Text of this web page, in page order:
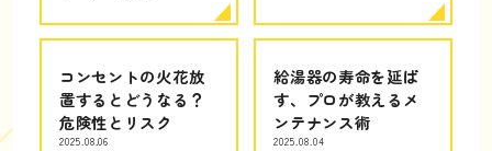
コンセントの火花放
置するとどうなる？
危険性とリスク
2025.08.06
給湯器の寿命を延ば
す、プロが教えるメ
ンテナンス術
2025.08.04